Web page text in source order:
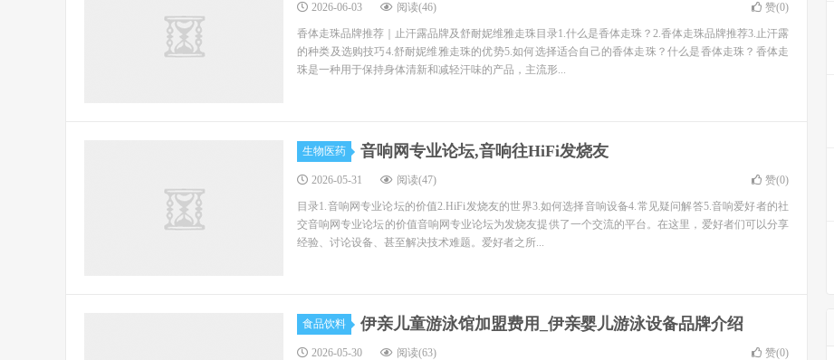
2026-06-03 阅读(46) 赞(0)
香体走珠品牌推荐｜止汗露品牌及舒耐妮维雅走珠目录1.什么是香体走珠？2.香体走珠品牌推荐3.止汗露
的种类及选购技巧4.舒耐妮维雅走珠的优势5.如何选择适合自己的香体走珠？什么是香体走珠？香体走
珠是一种用于保持身体清新和减轻汗味的产品，主流形...
生物医药 音响网专业论坛,音响往HiFi发烧友
2026-05-31 阅读(47) 赞(0)
目录1.音响网专业论坛的价值2.HiFi发烧友的世界3.如何选择音响设备4.常见疑问解答5.音响爱好者的社
交音响网专业论坛的价值音响网专业论坛为发烧友提供了一个交流的平台。在这里，爱好者们可以分享
经验、讨论设备、甚至解决技术难题。爱好者之所...
食品饮料 伊亲儿童游泳馆加盟费用_伊亲婴儿游泳设备品牌介绍
2026-05-30 阅读(63) 赞(0)